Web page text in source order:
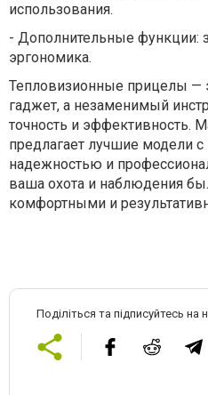
использования.
- Дополнительные функции:
эргономика.
Тепловизионные прицелы —
гаджет, а незаменимый
точность и эффективность.
предлагает лучшие модели
надежностью и
ваша охота и наблюдения
комфортными и
Поділіться та підписуйтесь на